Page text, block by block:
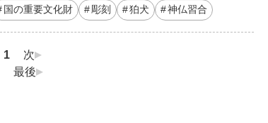
国の重要文化財 彫刻 狛犬 神仏習合
1
次
最後